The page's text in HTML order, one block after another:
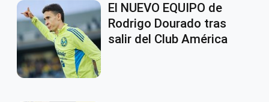
El NUEVO EQUIPO de
Rodrigo Dourado tras
salir del Club América